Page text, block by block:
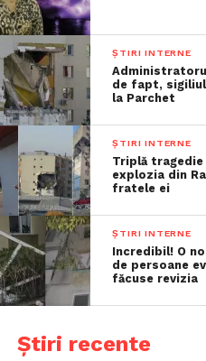
ȘTIRI INTERNE
de fapt,
la Parchet
ȘTIRI INTERNE
Triplă
explozia din
fratele ei
ȘTIRI INTERNE
Incredibil! O
de persoane
făcuse revizia
Știri recente